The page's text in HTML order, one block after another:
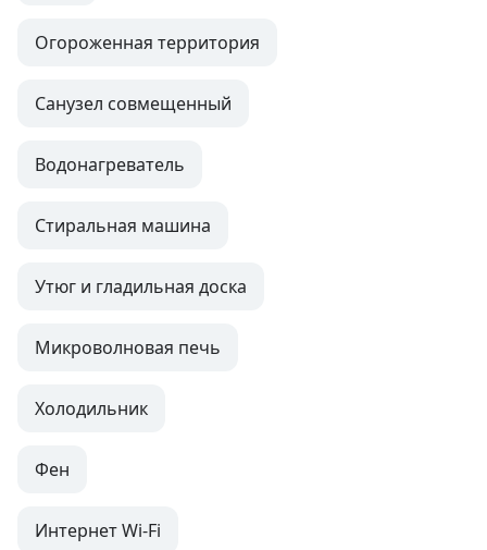
Огороженная территория
Санузел совмещенный
Водонагреватель
Стиральная машина
Утюг и гладильная доска
Микроволновая печь
Холодильник
Фен
Интернет Wi-Fi